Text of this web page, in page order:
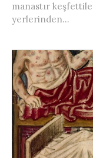
manastır
yerlerinden...